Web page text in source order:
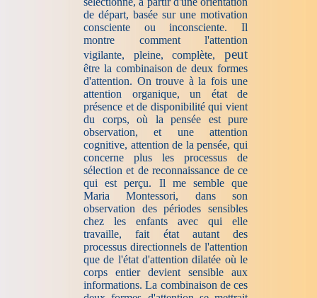
de départ, basée sur une motivation
consciente ou inconsciente. Il
montre comment l'attention
vigilante, pleine, complète, peut
être la combinaison de deux formes
d'attention. On trouve à la fois une
attention organique, un état de
présence et de disponibilité qui vient
du corps, où la pensée est pure
observation, et une attention
cognitive, attention de la pensée, qui
concerne plus les processus de
sélection et de reconnaissance de ce
qui est perçu. Il me semble que
Maria Montessori, dans son
observation des périodes sensibles
chez les enfants avec qui elle
travaille, fait état autant des
processus directionnels de l'attention
que de l'état d'attention dilatée où le
corps entier devient sensible aux
informations. La combinaison de ces